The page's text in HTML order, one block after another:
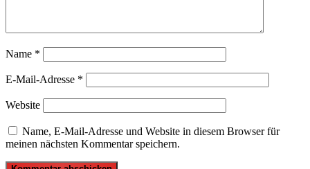
Name *
E-Mail-Adresse *
Website
Name, E-Mail-Adresse und Website in diesem Browser für
meinen nächsten Kommentar speichern.